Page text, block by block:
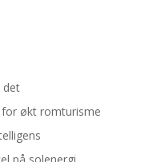
det
økt romturisme